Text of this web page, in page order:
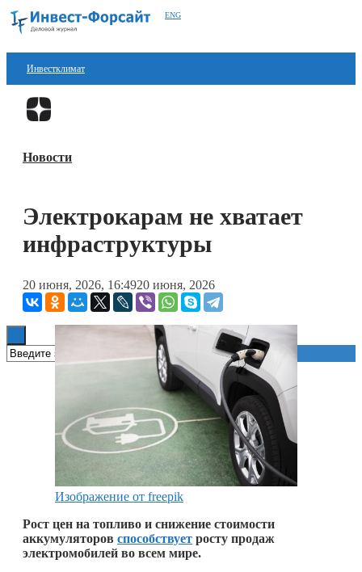
ENG
Инвестклимат
Финансы
Блокчейн
Книги
Новости
Электрокарам не хватает
инфраструктуры
20 июня, 2026, 16:4920 июня, 2026
Изображение от freepik
Рост цен на топливо и снижение стоимости
аккумуляторов способствует росту продаж
электромобилей во всем мире.